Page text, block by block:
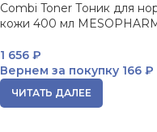
Combi Toner Тоник для
кожи 400 мл
1 656 ₽
Вернем за покупку 166 ₽
ЧИТАТЬ ДАЛЕЕ